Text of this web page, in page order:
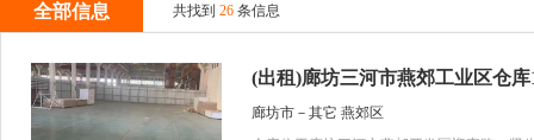
全部信息 共找到 26 条信息
(出租)廊坊三河市燕郊工业区仓库
廊坊市－其它 燕郊区